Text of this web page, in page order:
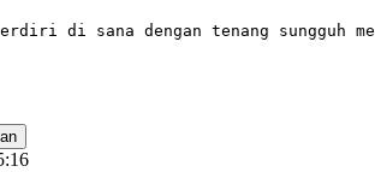
di sana dengan tenang sungguh